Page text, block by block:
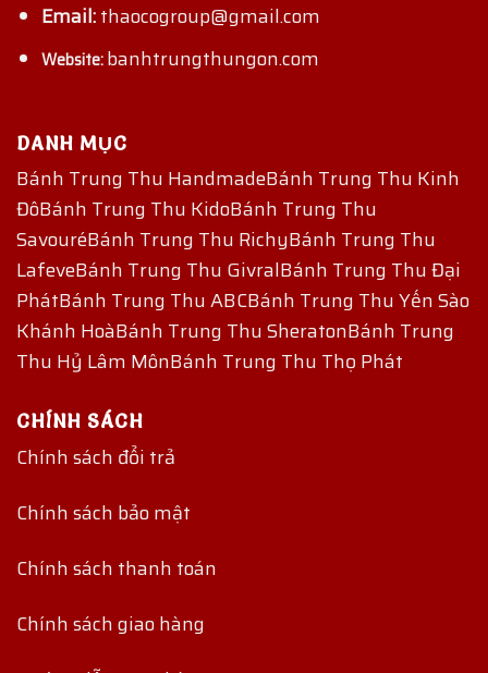
Email:thaocogroup@gmail.com
Website:banhtrungthungon.com
DANH MỤC
Bánh Trung Thu HandmadeBánh Trung Thu Kinh
ĐôBánh Trung Thu KidoBánh Trung Thu
SavouréBánh Trung Thu RichyBánh Trung Thu
LafeveBánh Trung Thu GivralBánh Trung Thu Đại
PhátBánh Trung Thu ABCBánh Trung Thu Yến Sào
Khánh HoàBánh Trung Thu SheratonBánh Trung
Thu Hỷ Lâm MônBánh Trung Thu Thọ Phát
CHÍNH SÁCH
Chính sách đổi trả
Chính sách bảo mật
Chính sách thanh toán
Chính sách giao hàng